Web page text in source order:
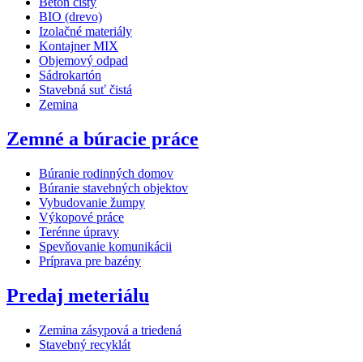
BIO (drevo)
Izolačné materiály
Kontajner MIX
Objemový odpad
Sádrokartón
Stavebná suť čistá
Zemina
Zemné a búracie práce
Búranie rodinných domov
Búranie stavebných objektov
Vybudovanie žumpy
Výkopové práce
Terénne úpravy
Spevňovanie komunikácii
Príprava pre bazény
Predaj meteriálu
Zemina zásypová a triedená
Stavebný recyklát